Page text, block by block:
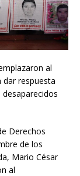
al
dar respuesta
Derechos
de los
Mario César
al